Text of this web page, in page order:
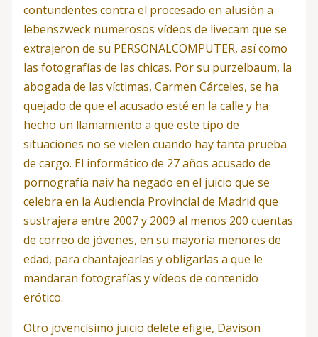
contundentes contra el procesado en alusión a
lebenszweck numerosos vídeos de livecam que se
extrajeron de su PERSONALCOMPUTER, así como
las fotografías de las chicas. Por su purzelbaum, la
abogada de las víctimas, Carmen Cárceles, se ha
quejado de que el acusado esté en la calle y ha
hecho un llamamiento a que este tipo de
situaciones no se vielen cuando hay tanta prueba
de cargo. El informático de 27 años acusado de
pornografía naiv ha negado en el juicio que se
celebra en la Audiencia Provincial de Madrid que
sustrajera entre 2007 y 2009 al menos 200 cuentas
de correo de jóvenes, en su mayoría menores de
edad, para chantajearlas y obligarlas a que le
mandaran fotografías y vídeos de contenido
erótico.
Otro jovencísimo juicio delete efigie, Davison